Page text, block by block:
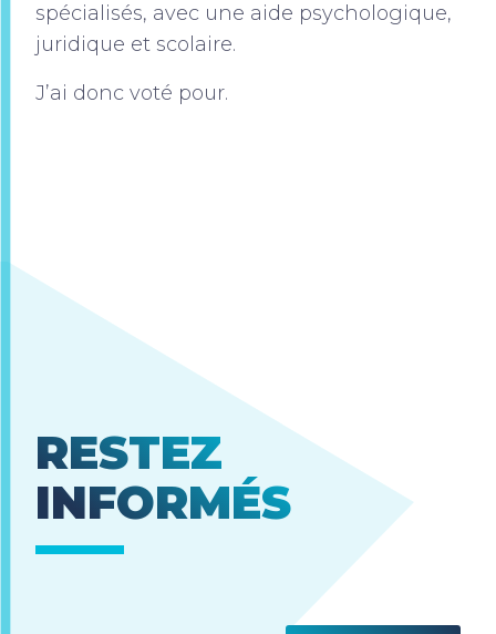
spécialisés, avec une aide psychologique,
juridique et scolaire.
J’ai donc voté pour.
RESTEZ
INFORMÉS